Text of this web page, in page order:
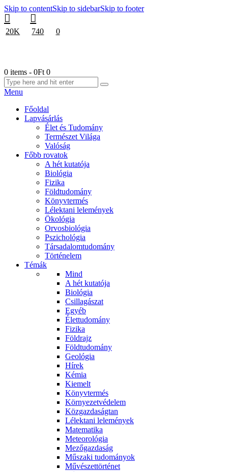
Skip to contentSkip to sidebarSkip to footer
20K 740 0
0 items - 0Ft 0
Menu
Főoldal
Lapvásárlás
Élet és Tudomány
Természet Világa
Valóság
Főbb rovatok
A hét kutatója
Biológia
Fizika
Földtudomány
Könyvtermés
Lélektani lelemények
Ökológia
Orvosbiológia
Pszichológia
Társadalomtudomány
Történelem
Témák
Mind
A hét kutatója
Biológia
Csillagászat
Egyéb
Élettudomány
Fizika
Földrajz
Földtudomány
Geológia
Hírek
Kémia
Kiemelt
Könyvtermés
Környezetvédelem
Közgazdaságtan
Lélektani lelemények
Matematika
Meteorológia
Mezőgazdaság
Műszaki tudományok
Művészettörténet